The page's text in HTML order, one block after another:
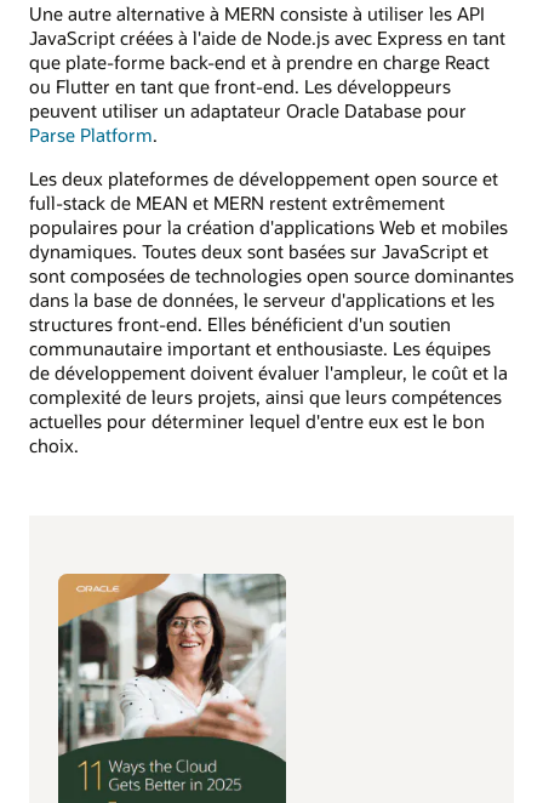
Une autre alternative à MERN consiste à utiliser les API
JavaScript créées à l'aide de Node.js avec Express en tant
que plate-forme back-end et à prendre en charge React
ou Flutter en tant que front-end. Les développeurs
peuvent utiliser un adaptateur Oracle Database pour
Parse Platform.
Les deux plateformes de développement open source et
full-stack de MEAN et MERN restent extrêmement
populaires pour la création d'applications Web et mobiles
dynamiques. Toutes deux sont basées sur JavaScript et
sont composées de technologies open source dominantes
dans la base de données, le serveur d'applications et les
structures front-end. Elles bénéficient d'un soutien
communautaire important et enthousiaste. Les équipes
de développement doivent évaluer l'ampleur, le coût et la
complexité de leurs projets, ainsi que leurs compétences
actuelles pour déterminer lequel d'entre eux est le bon
choix.